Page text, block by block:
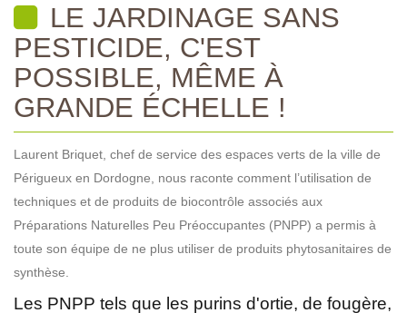
LE JARDINAGE SANS
PESTICIDE, C'EST
POSSIBLE, MÊME À
GRANDE ÉCHELLE !
Laurent Briquet, chef de service des espaces verts de la ville de
Périgueux en Dordogne, nous raconte comment l’utilisation de
techniques et de produits de biocontrôle associés aux
Préparations Naturelles Peu Préoccupantes (PNPP) a permis à
toute son équipe de ne plus utiliser de produits phytosanitaires de
synthèse.
Les PNPP tels que les purins d'ortie, de fougère,